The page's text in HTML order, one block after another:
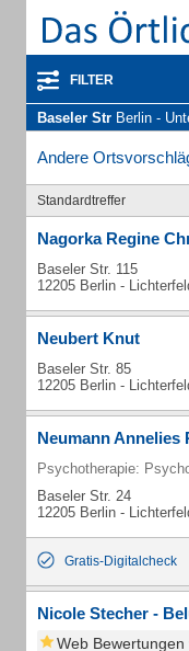
FILTER
Baseler Str Berlin -
Andere
Standardtreffer
Nagorka Regine
Baseler Str. 115
12205 Berlin -
Neubert Knut
Baseler Str. 85
12205 Berlin -
Neumann Annelies
Psychotherapie:
Baseler Str. 24
12205 Berlin -
Gratis-Digitalcheck
Nicole Stecher -
Web Bewertungen